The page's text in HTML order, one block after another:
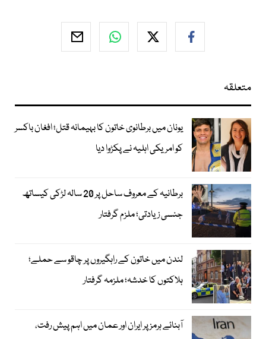
متعلقہ
یونان میں برطانوی خاتون کا بہیمانہ قتل؛ افغان باکسر
کو امریکی اہلیہ نے پکڑوا دیا
برطانیہ کے معروف ساحل پر 20 سالہ لڑکی کیساتھ
جنسی زیادتی؛ ملزم گرفتار
لندن میں خاتون کے راہگیروں پر چاقو سے حملے؛
ہلاکتوں کا خدشہ؛ ملزمہ گرفتار
آبنائے ہرمز پر ایران اور عمان میں اہم پیش رفت،